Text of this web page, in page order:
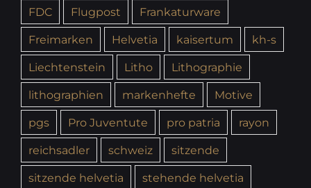
FDC
Flugpost
Frankaturware
Freimarken
Helvetia kaisertum
kh-s
Liechtenstein
Litho
Lithographie
lithographien
markenhefte
Motive
pgs
Pro Juventute pro patria
rayon
reichsadler
schweiz
sitzende
sitzende helvetia
stehende helvetia